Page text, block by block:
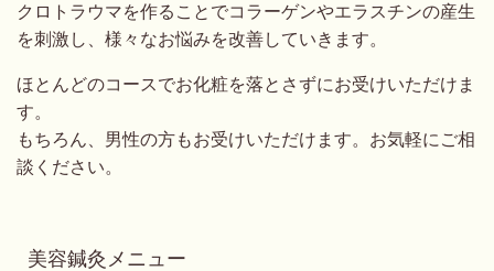
クロトラウマを作ることでコラーゲンやエラスチンの産生
を刺激し、様々なお悩みを改善していきます。
ほとんどのコースでお化粧を落とさずにお受けいただけま
す。
もちろん、男性の方もお受けいただけます。お気軽にご相
談ください。
美容鍼灸メニュー